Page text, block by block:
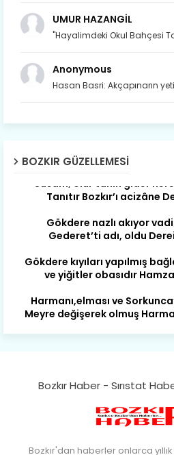
UMUR HAZANGİL
"Hayalimdeki Okul Bahçesi
Anonymous
Hasan Basri: Akçapınarın
BOZKIR GÜZELLEMESI
Son yıllarda orda yok artık
Susam; olur tahin gider
Gökdere nazlı akıyor
Gökdere kıyıları yapılmış
Harmanı,elması ve
Büyük yerdir, mahalleleri
Çarşamba’nın koynunda
yorgun. Şehit Berâtlı, halkı
Sorkun.
Perşembe de yaşlılardan
Bozkır Haber - Sırıstat
Bozkır'dan haberler onlarca